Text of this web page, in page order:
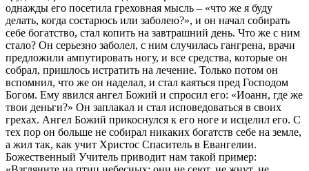
однажды его посетила греховная мысль – «что же я буду
делать, когда состарюсь или заболею?», и он начал собирать
себе богатство, стал копить на завтрашний день. Что же с ним
стало? Он серьезно заболел, с ним случилась гангрена, врачи
предложили ампутировать ногу, и все средства, которые он
собрал, пришлось истратить на лечение. Только потом он
вспомнил, что же он наделал, и стал каяться пред Господом
Богом. Ему явился ангел Божий и спросил его: «Иоанн, где же
твои деньги?» Он заплакал и стал исповедоваться в своих
грехах. Ангел Божий прикоснулся к его ноге и исцелил его. С
тех пор он больше не собирал никаких богатств себе на земле,
а жил так, как учит Христос Спаситель в Евангелии.
Божественный Учитель приводит нам такой пример: